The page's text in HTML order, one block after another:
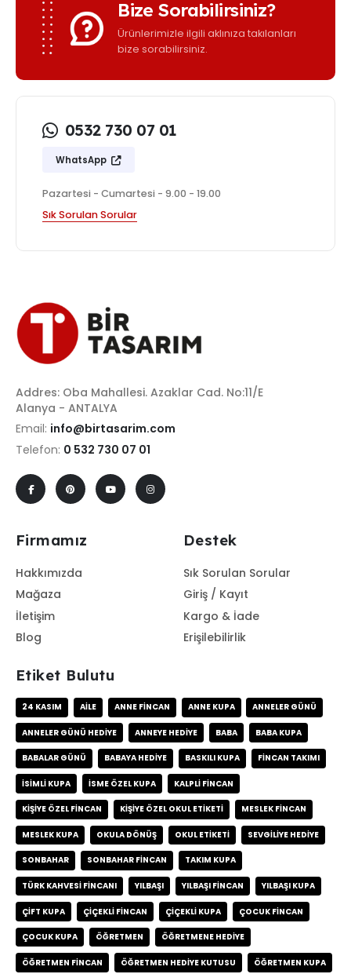
Bize Sorabilirsiniz?
Ürünlerimizle ilgili aklınıza takılanları
bize sorabilirsiniz.
0532 730 07 01
WhatsApp
Pazartesi - Cumartesi - 9.00 - 19.00
Sık Sorulan Sorular
Addres: Oba Mahallesi. Azaklar Cad. No:11/E
Alanya - ANTALYA
Email: info@birtasarim.com
Telefon: 0 532 730 07 01
Firmamız
Hakkımızda
Mağaza
İletişim
Blog
Destek
Sık Sorulan Sorular
Giriş / Kayıt
Kargo & İade
Erişilebilirlik
Etiket Bulutu
24 KASIM AILE ANNE FINCAN ANNE KUPA ANNELER GÜNÜ
ANNELER GÜNÜ HEDIYE ANNEYE HEDIYE BABA BABA KUPA
BABALAR GÜNÜ BABAYA HEDIYE BASKILI KUPA FINCAN TAKIMI
ISIMLI KUPA ISME ÖZEL KUPA KALPLI FINCAN
KIŞIYE ÖZEL FINCAN KIŞIYE ÖZEL OKUL ETIKETI MESLEK FINCAN
MESLEK KUPA OKULA DÖNÜŞ OKUL ETIKETI SEVGILIYE HEDIYE
SONBAHAR SONBAHAR FINCAN TAKIM KUPA
TÜRK KAHVESI FINCANI YILBAŞI YILBAŞI FINCAN YILBAŞI KUPA
ÇIFT KUPA ÇIÇEKLI FINCAN ÇIÇEKLI KUPA ÇOCUK FINCAN
ÇOCUK KUPA ÖĞRETMEN ÖĞRETMENE HEDIYE
ÖĞRETMEN FINCAN ÖĞRETMEN HEDIYE KUTUSU ÖĞRETMEN KUPA